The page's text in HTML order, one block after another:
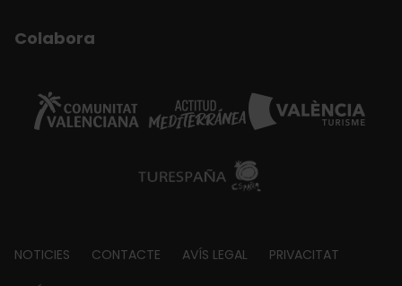
Colabora
Footer
NOTICIES CONTACTE AVÍS LEGAL PRIVACITAT